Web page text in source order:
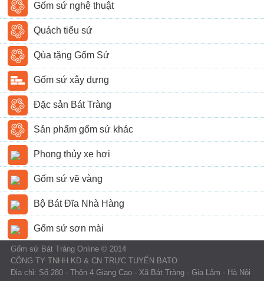
Gốm sứ nghệ thuật
Quách tiểu sứ
Qùa tặng Gốm Sứ
Gốm sứ xây dựng
Đặc sản Bát Tràng
Sản phẩm gốm sứ khác
Phong thủy xe hơi
Gốm sứ vẽ vàng
Bộ Bát Đĩa Nhà Hàng
Gốm sứ sơn mài
Gốm sứ Bát Tràng Online © 2014
CÔNG TY TNHH KD & CN TRỰC TUYẾN BATO
Địa chỉ: Số 280 - Thôn 4 Giang Cao - Xã Bát Tràng - Gia Lâm - Hà Nội